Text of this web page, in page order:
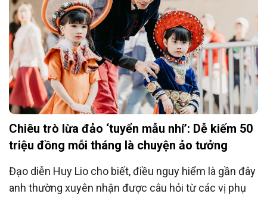
Chiêu trò lừa đảo ‘tuyển mẫu nhí’: Dễ kiếm 50
triệu đồng mỗi tháng là chuyện ảo tưởng
Đạo diễn Huy Lio cho biết, điều nguy hiểm là gần đây
anh thường xuyên nhận được câu hỏi từ các vị phụ